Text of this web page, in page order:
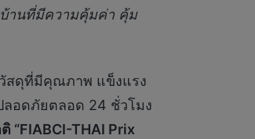
านที่มีความคุ้มค่า คุ้ม
วัสดุที่มีคุณภาพ แข็งแรง
ลอดภัยตลอด 24 ชั่วโมง
“FIABCI-THAI Prix